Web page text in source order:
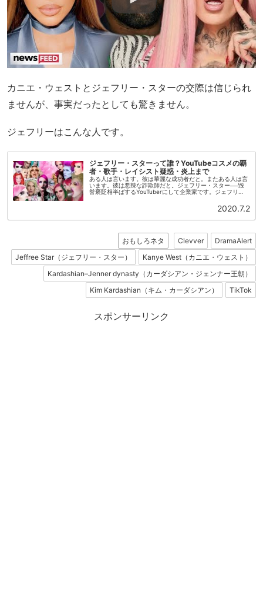
カニエ・ウェストとジェフリー・スターの交際は信じられ
ませんが、事実だったとしても驚きません。
ジェフリーはこんな人です。
ジェフリー・スターって誰？YouTubeコスメの覇
者・歌手・レイシスト疑惑・炎上まで
ある人は言います。彼は華麗な成功者だと。またある人は言
います。彼は悪辣な詐欺師だと。ジェフリー・スター──毀
誉褒貶相半ばするYouTuberにして企業家です。ジェフリ
2020.7.2
おもしろネタ Clevver
DramaAlert
Jeffree Star（ジェフリー・スター）
Kanye West（カニエ・ウェスト）
Kardashian–Jenner dynasty（カーダシアン・ジェンナー王朝）
Kim Kardashian（キム・カーダシアン）
TikTok
スポンサーリンク